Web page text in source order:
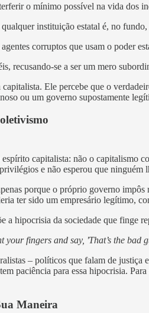
o mínimo possível na vida dos
instituição estatal é, no
corruptos que usam o poder
recusando-se a ser um mero
Ele percebe que o
ou um governo supostamente
capitalista: não o capitalismo
e não esperou que
porque o próprio governo
ter sido um empresário legítimo,
a hipocrisia da sociedade que finge
your fingers and say, 'That’s the bad
– políticos que falam de
paciência para essa hipocrisia.
Maneira